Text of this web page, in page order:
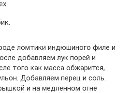
ломтики индюшиного филе и
добавляем лук порей и
того как масса обжарится,
Добавляем перец и соль.
и на медленном огне